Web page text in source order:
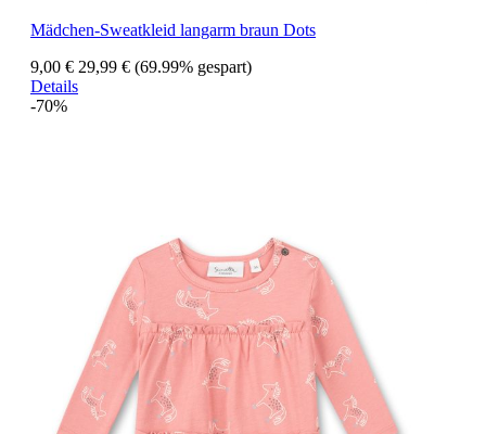
Mädchen-Sweatkleid langarm braun Dots
9,00 € 29,99 € (69.99% gespart)
Details
-70%